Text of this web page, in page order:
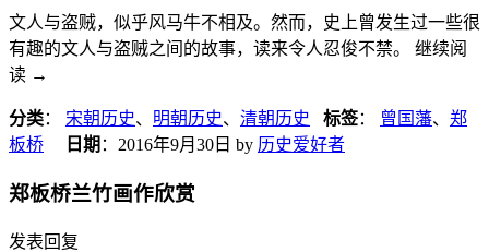
文人与盗贼，似乎风马牛不相及。然而，史上曾发生过一些很
有趣的文人与盗贼之间的故事，读来令人忍俊不禁。 继续阅
读 →
分类： 宋朝历史、 明朝历史、 清朝历史 标签： 曾国藩、 郑
板桥
日期 ： 2016年9月30日 by 历史爱好者
郑板桥兰竹画作欣赏
发表回复